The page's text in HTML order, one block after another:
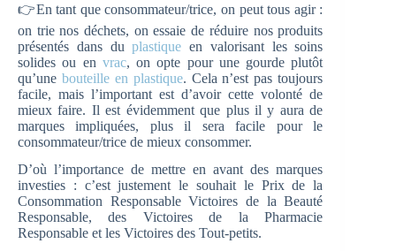
👉En tant que consommateur/trice, on peut tous agir :
on trie nos déchets, on essaie de réduire nos produits
présentés dans duplastique en valorisant les soins
solides ou en vrac, on opte pour une gourde plutôt
qu’une bouteille en plastique. Cela n’est pas toujours
facile, mais l’important est d’avoir cette volonté de
mieux faire. Il est évidemment que plus il y aura de
marques impliquées, plus il sera facile pour le
consommateur/trice de mieux consommer.
D’où l’importance de mettre en avant des marques
investies : c’est justement le souhait le Prix de la
Consommation Responsable Victoires de la Beauté
Responsable, des Victoires de la Pharmacie
Responsable et les Victoires des Tout-petits.